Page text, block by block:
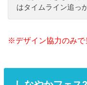
はタイムライン追っ
※デザイン協力のみで